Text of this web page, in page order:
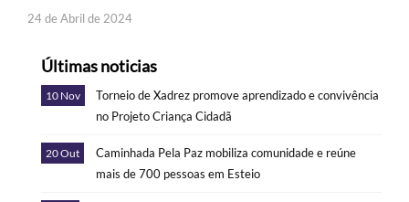
24 de Abril de 2024
Últimas noticias
10 Nov
Torneio de Xadrez promove aprendizado e convivência
no Projeto Criança Cidadã
20 Out
Caminhada Pela Paz mobiliza comunidade e reúne
mais de 700 pessoas em Esteio